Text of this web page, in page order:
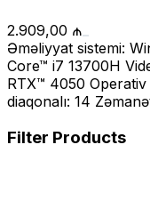
2.909,00 ₼
Əməliyyat sistemi:
Core™ i7 13700H
RTX™ 4050 Operativ
diaqonalı: 14
Filter Products